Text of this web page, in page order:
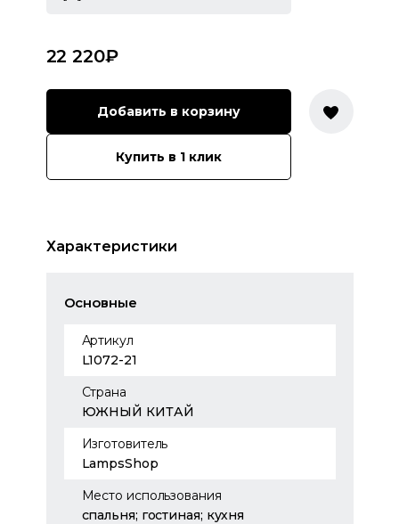
22 220₽
Добавить в корзину
Купить в 1 клик
Характеристики
Основные
Артикул
L1072-21
Страна
ЮЖНЫЙ КИТАЙ
Изготовитель
LampsShop
Место использования
спальня; гостиная; кухня